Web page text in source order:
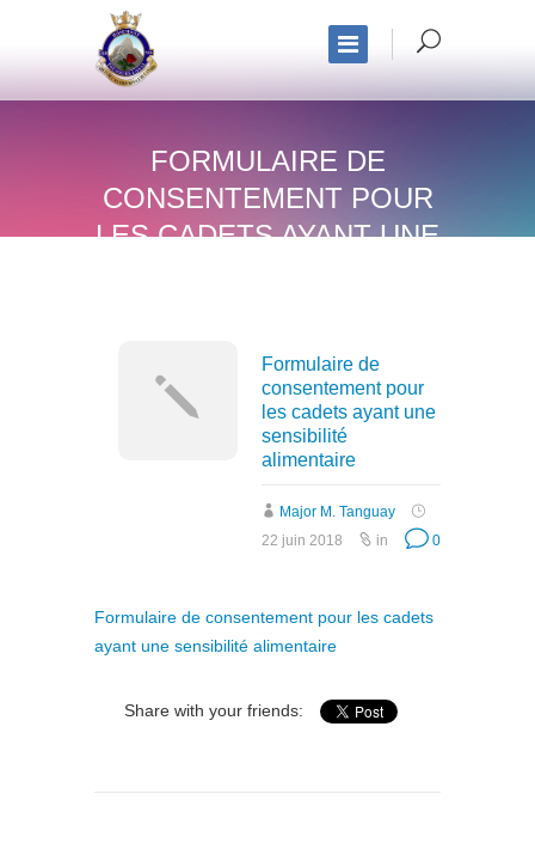
FORMULAIRE DE
CONSENTEMENT POUR
LES CADETS AYANT UNE
Formulaire de
consentement pour
les cadets ayant une
sensibilité
alimentaire
Major M. Tanguay
22 juin 2018
in 0
Formulaire de consentement pour les cadets
ayant une sensibilité alimentaire
Share with your friends: